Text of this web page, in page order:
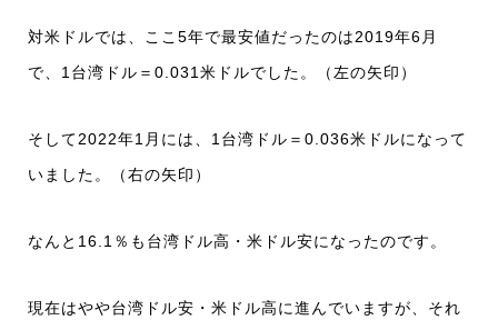
対米ドルでは、ここ5年で最安値だったのは2019年6月
で、1台湾ドル＝0.031米ドルでした。（左の矢印）
そして2022年1月には、1台湾ドル＝0.036米ドルになって
いました。（右の矢印）
なんと16.1％も台湾ドル高・米ドル安になったのです。
現在はやや台湾ドル安・米ドル高に進んでいますが、それ